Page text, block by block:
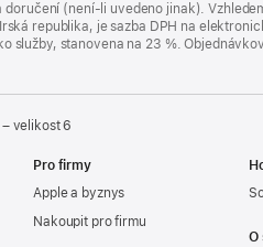
(není-li uvedeno jinak).
republika, je sazba DPH na
služby, stanovena na 23 %.
velikost 6
Pro firmy
Apple a byznys
Nakoupit pro firmu
O